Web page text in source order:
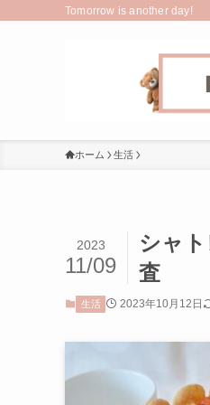
Tomorrow is another day!
ホーム 生活
シャ
査
2023
11/09
生活 2023年10月12日